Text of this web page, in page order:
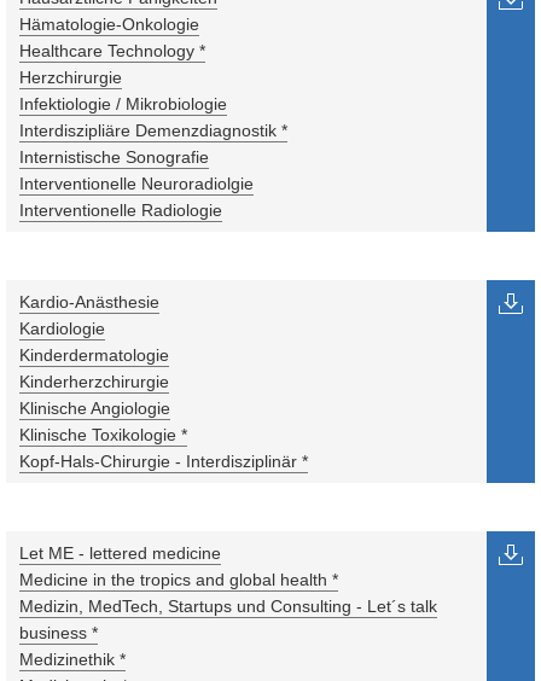
Hämatologie-Onkologie
Healthcare Technology *
Herzchirurgie
Infektiologie / Mikrobiologie
Interdiszipliäre Demenzdiagnostik *
Internistische Sonografie
Interventionelle Neuroradiolgie
Interventionelle Radiologie
Kardio-Anästhesie
Kardiologie
Kinderdermatologie
Kinderherzchirurgie
Klinische Angiologie
Klinische Toxikologie *
Kopf-Hals-Chirurgie - Interdisziplinär *
Let ME - lettered medicine
Medicine in the tropics and global health *
Medizin, MedTech, Startups und Consulting - Let´s talk
business *
Medizinethik *